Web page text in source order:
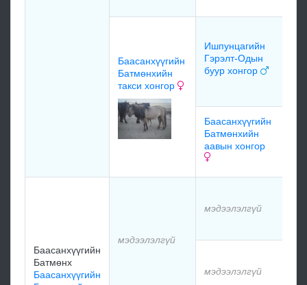
Баасанхүүгийн
Батмөнхийн
такси хонгор
Ишпунцагийн
Гэрэлт-Одын
буур хонгор
Баасанхүүгийн
Батмөнхийн
аавын хонгор
Баасанхүүгийн
Батмөнх
Баасанхүүгийн
мэдээлэлгүй
мэдээлэлгүй
мэдээлэлгүй